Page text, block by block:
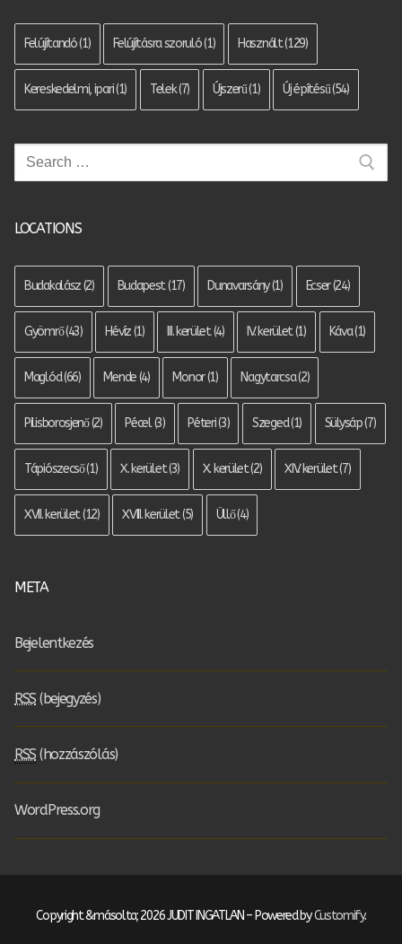
Felújítandó(1) Felújításra szoruló(1) Használt(129)
Kereskedelmi, ipari(1) Telek(7) Újszerű(1) Új építésű(54)
Keresése:
LOCATIONS
Budakalász(2) Budapest(17) Dunavarsány(1) Ecser(24)
Gyömrő(43) Hévíz(1) III. kerület(4) IV. kerület(1) Káva(1)
Maglód(66) Mende(4) Monor(1) Nagytarcsa(2)
Pilisborosjenő(2) Pécel(3) Péteri(3) Szeged(1) Sülysáp(7)
Tápiószecső(1) X. kerület(3) X. kerület(2) XIV. kerület(7)
XVII. kerület(12) XVIII. kerület(5) Üllő(4)
META
Bejelentkezés
RSS (bejegyzés)
RSS (hozzászólás)
WordPress.org
Copyright &másolta; 2026 JUDIT INGATLAN – Powered byCustomify.